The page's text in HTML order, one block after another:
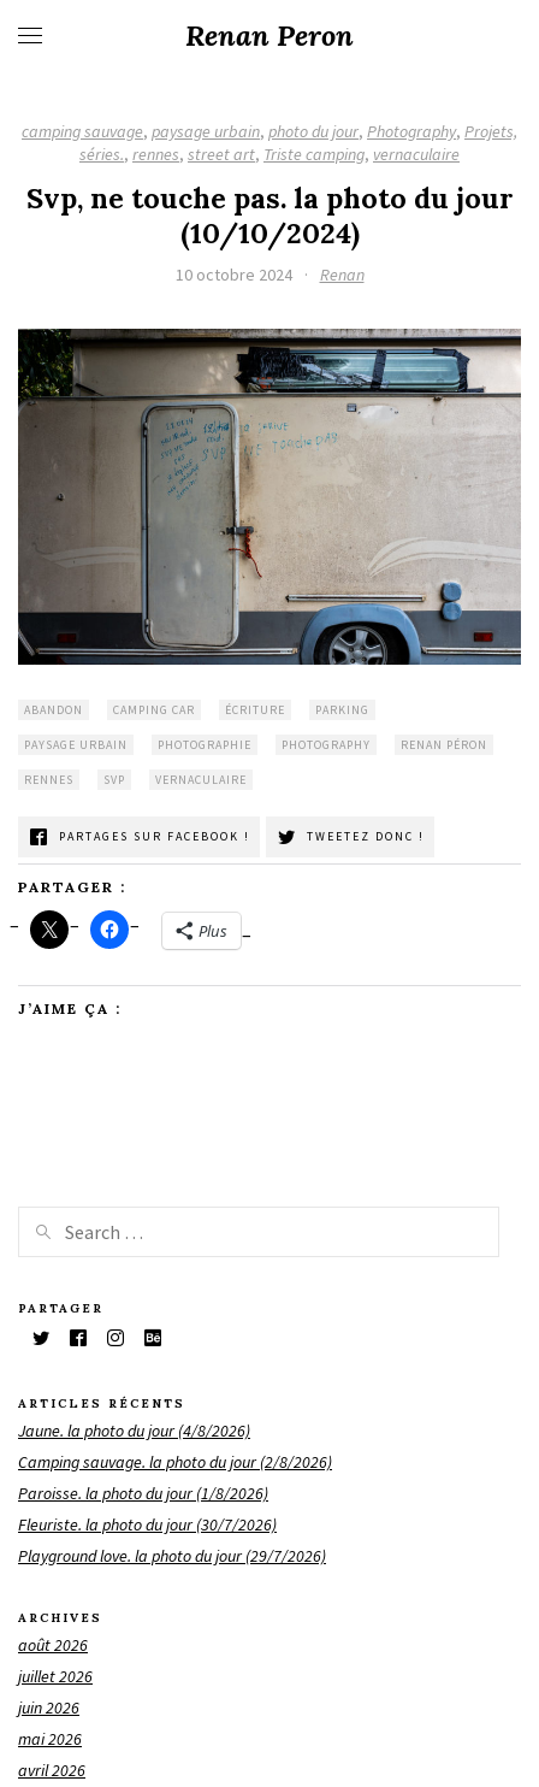
Renan Peron
camping sauvage, paysage urbain, photo du jour, Photography, Projets,
séries., rennes, street art, Triste camping, vernaculaire
Svp, ne touche pas. la photo du jour
(10/10/2024)
10 octobre 2024 · Renan
ABANDON CAMPING CAR ÉCRITURE PARKING
PAYSAGE URBAIN PHOTOGRAPHIE PHOTOGRAPHY RENAN PÉRON
RENNES SVP VERNACULAIRE
PARTAGES SUR FACEBOOK ! TWEETEZ DONC !
PARTAGER :
Plus
J’AIME ÇA :
PARTAGER
ARTICLES RÉCENTS
Jaune. la photo du jour (4/8/2026)
Camping sauvage. la photo du jour (2/8/2026)
Paroisse. la photo du jour (1/8/2026)
Fleuriste. la photo du jour (30/7/2026)
Playground love. la photo du jour (29/7/2026)
ARCHIVES
août 2026
juillet 2026
juin 2026
mai 2026
avril 2026